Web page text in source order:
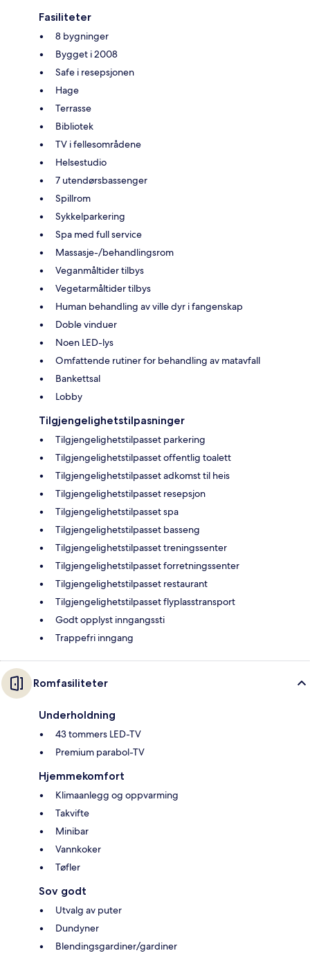
Fasiliteter
8 bygninger
Bygget i 2008
Safe i resepsjonen
Hage
Terrasse
Bibliotek
TV i fellesområdene
Helsestudio
7 utendørsbassenger
Spillrom
Sykkelparkering
Spa med full service
Massasje-/behandlingsrom
Veganmåltider tilbys
Vegetarmåltider tilbys
Human behandling av ville dyr i fangenskap
Doble vinduer
Noen LED-lys
Omfattende rutiner for behandling av matavfall
Bankettsal
Lobby
Tilgjengelighetstilpasninger
Tilgjengelighetstilpasset parkering
Tilgjengelighetstilpasset offentlig toalett
Tilgjengelighetstilpasset adkomst til heis
Tilgjengelighetstilpasset resepsjon
Tilgjengelighetstilpasset spa
Tilgjengelighetstilpasset basseng
Tilgjengelighetstilpasset treningssenter
Tilgjengelighetstilpasset forretningssenter
Tilgjengelighetstilpasset restaurant
Tilgjengelighetstilpasset flyplasstransport
Godt opplyst inngangssti
Trappefri inngang
Romfasiliteter
Underholdning
43 tommers LED-TV
Premium parabol-TV
Hjemmekomfort
Klimaanlegg og oppvarming
Takvifte
Minibar
Vannkoker
Tøfler
Sov godt
Utvalg av puter
Dundyner
Blendingsgardiner/gardiner